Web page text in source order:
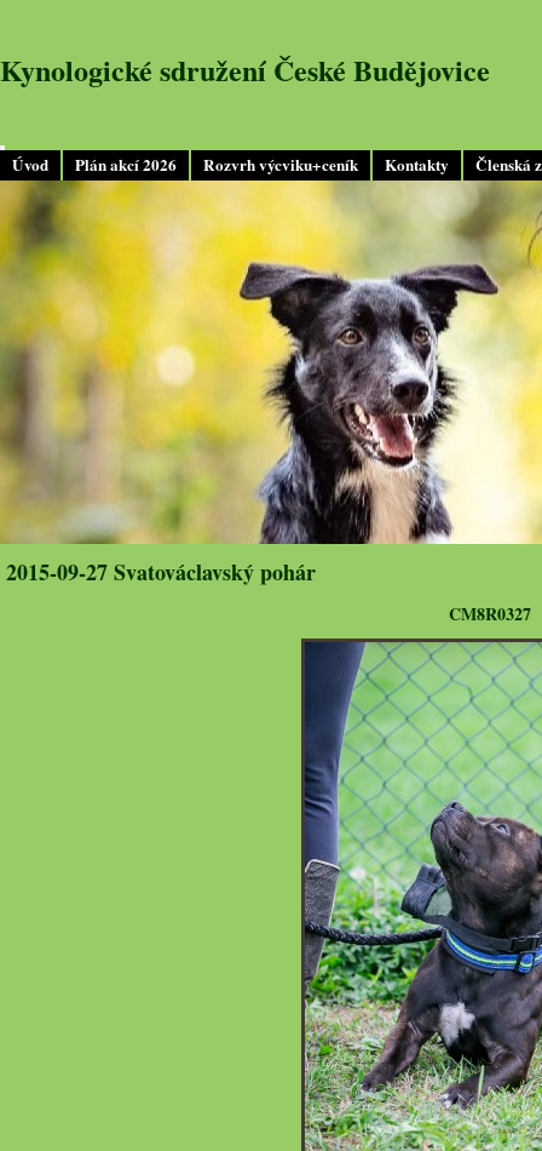
Úvod Plán akcí 2026 Rozvrh výcviku+ceník Kontakty Členská
Kynologické sdružení České Budějovice
2015-09-27 Svatováclavský pohár
CM8R0327